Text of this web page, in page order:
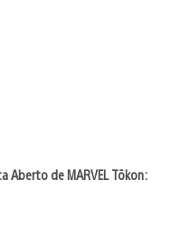
Aberto de MARVEL Tōkon: